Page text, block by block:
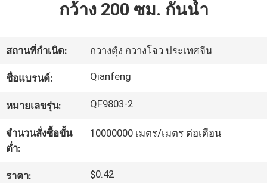
แสดง
เกี่ยว
Rights
ECER
กว้าง 200 ซม. กันน้ำ
สถานที่กำเนิด: กวางตุ้ง กวางโจว ประเทศจีน
ชื่อแบรนด์: Qianfeng
หมายเลขรุ่น: QF9803-2
จำนวนสั่งซื้อขั้น
ต่ำ:
10000000 เมตร/เมตร ต่อเดือน
ราคา: $0.42